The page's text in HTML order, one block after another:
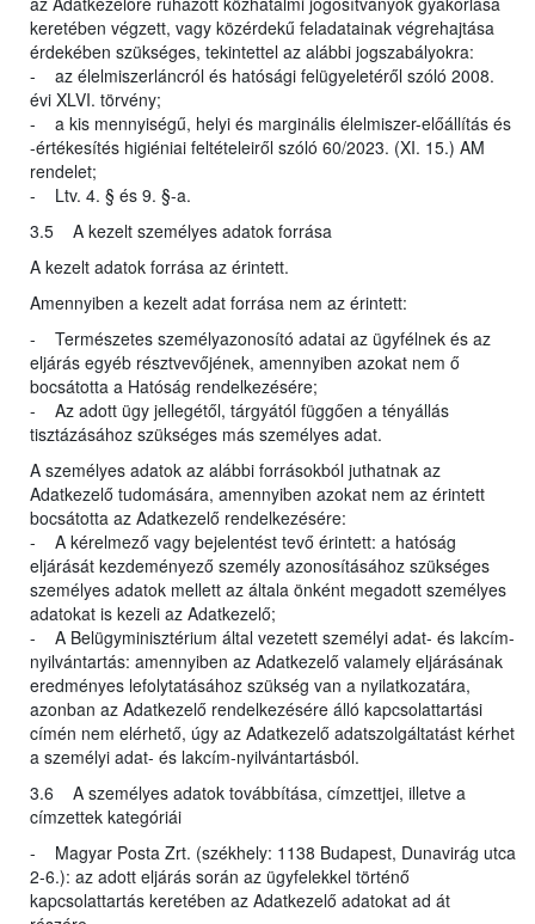
keretében végzett, vagy közérdekű feladatainak végrehajtása
érdekében szükséges, tekintettel az alábbi jogszabályokra:
- az élelmiszerláncról és hatósági felügyeletéről szóló 2008.
évi XLVI. törvény;
- a kis mennyiségű, helyi és marginális élelmiszer-előállítás és
-értékesítés higiéniai feltételeiről szóló 60/2023. (XI. 15.) AM
rendelet;
- Ltv. 4. § és 9. §-a.
3.5 A kezelt személyes adatok forrása
A kezelt adatok forrása az érintett.
Amennyiben a kezelt adat forrása nem az érintett:
- Természetes személyazonosító adatai az ügyfélnek és az
eljárás egyéb résztvevőjének, amennyiben azokat nem ő
bocsátotta a Hatóság rendelkezésére;
- Az adott ügy jellegétől, tárgyától függően a tényállás
tisztázásához szükséges más személyes adat.
A személyes adatok az alábbi forrásokból juthatnak az
Adatkezelő tudomására, amennyiben azokat nem az érintett
bocsátotta az Adatkezelő rendelkezésére:
- A kérelmező vagy bejelentést tevő érintett: a hatóság
eljárását kezdeményező személy azonosításához szükséges
személyes adatok mellett az általa önként megadott személyes
adatokat is kezeli az Adatkezelő;
- A Belügyminisztérium által vezetett személyi adat- és lakcím-
nyilvántartás: amennyiben az Adatkezelő valamely eljárásának
eredményes lefolytatásához szükség van a nyilatkozatára,
azonban az Adatkezelő rendelkezésére álló kapcsolattartási
címén nem elérhető, úgy az Adatkezelő adatszolgáltatást kérhet
a személyi adat- és lakcím-nyilvántartásból.
3.6 A személyes adatok továbbítása, címzettjei, illetve a
címzettek kategóriái
- Magyar Posta Zrt. (székhely: 1138 Budapest, Dunavirág utca
2-6.): az adott eljárás során az ügyfelekkel történő
kapcsolattartás keretében az Adatkezelő adatokat ad át